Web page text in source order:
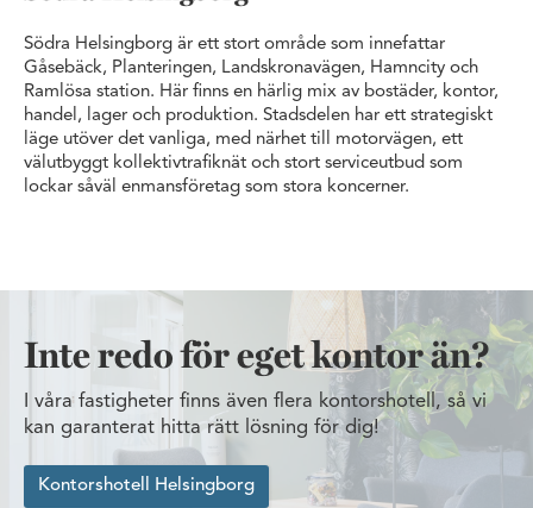
Södra Helsingborg är ett stort område som innefattar
Gåsebäck, Planteringen, Landskronavägen, Hamncity och
Ramlösa station. Här finns en härlig mix av bostäder, kontor,
handel, lager och produktion. Stadsdelen har ett strategiskt
läge utöver det vanliga, med närhet till motorvägen, ett
välutbyggt kollektivtrafiknät och stort serviceutbud som
lockar såväl enmansföretag som stora koncerner.
Inte redo för eget kontor än?
I våra fastigheter finns även flera kontorshotell, så vi
kan garanterat hitta rätt lösning för dig!
Kontorshotell Helsingborg